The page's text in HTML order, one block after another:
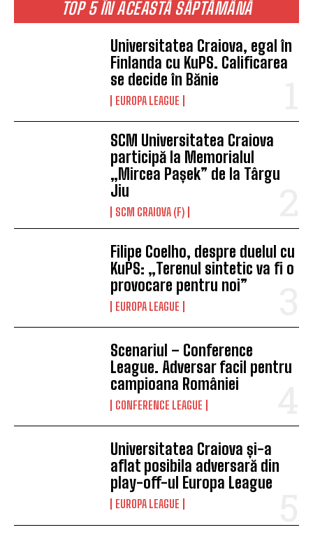
TOP 5 ÎN ACEASTĂ SĂPTĂMÂNĂ
Universitatea Craiova, egal în
Finlanda cu KuPS. Calificarea
se decide în Bănie
EUROPA LEAGUE
SCM Universitatea Craiova
participă la Memorialul
„Mircea Pașek” de la Târgu
Jiu
SCM CRAIOVA (F)
Filipe Coelho, despre duelul cu
KuPS: „Terenul sintetic va fi o
provocare pentru noi”
EUROPA LEAGUE
Scenariul – Conference
League. Adversar facil pentru
campioana României
CONFERENCE LEAGUE
Universitatea Craiova și-a
aflat posibila adversară din
play-off-ul Europa League
EUROPA LEAGUE